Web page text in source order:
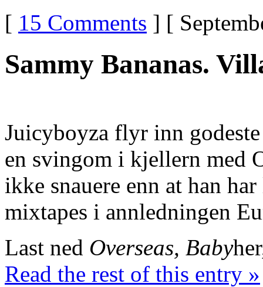
[ 15 Comments ] [
Sammy Bananas.
Juicyboyza flyr inn
en svingom i kjellern med
ikke snauere enn at han
mixtapes i annledningen
Last ned Overseas, Baby
Read the rest of this entry »